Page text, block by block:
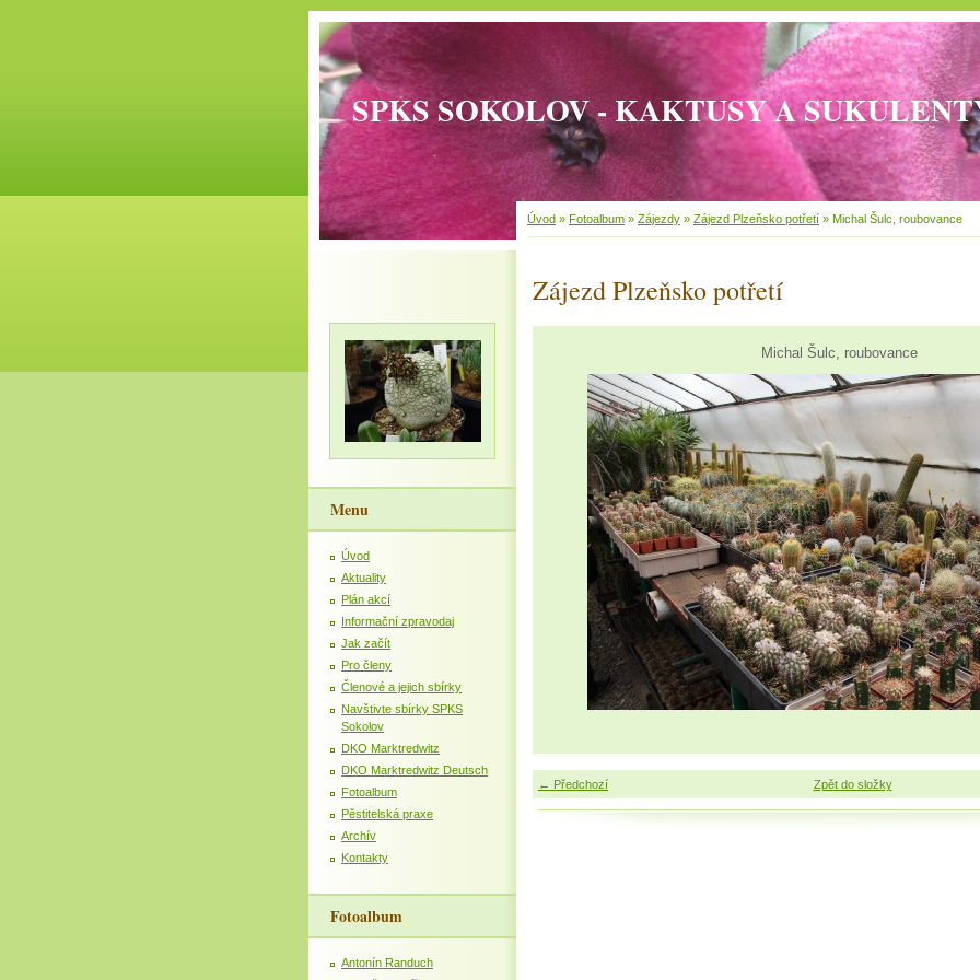
SPKS SOKOLOV - KAKTUSY A
Úvod » Fotoalbum » Zájezdy » Zájezd Plzeňsko potřetí » Michal Šulc, roubovance
Zájezd Plzeňsko potřetí
Michal Šulc, roubovance
← Předchozí Zpět do složky
Menu
Úvod
Aktuality
Plán akcí
Informační zpravodaj
Jak začít
Pro členy
Členové a jejich sbírky
Navštivte sbírky SPKS
Sokolov
DKO Marktredwitz
DKO Marktredwitz Deutsch
Fotoalbum
Pěstitelská praxe
Archív
Kontakty
Fotoalbum
Antonín Randuch